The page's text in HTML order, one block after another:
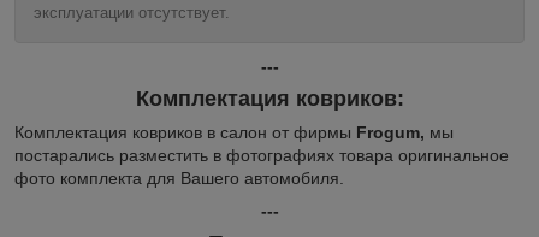
эксплуатации отсутствует.
---
Комплектация ковриков:
Комплектация ковриков в салон от фирмы Frogum, мы
постарались разместить в фотографиях товара оригинальное
фото комплекта для Вашего автомобиля.
---